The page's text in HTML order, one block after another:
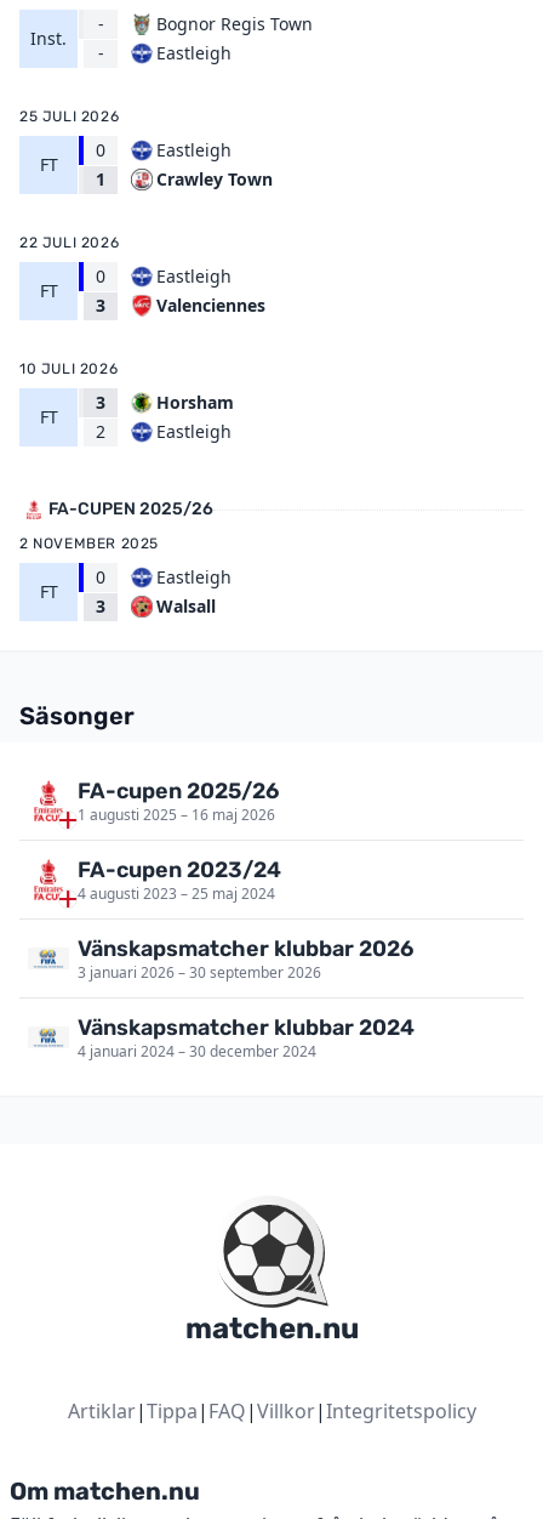
Inst.
-
-
Bognor Regis Town
Eastleigh
25 JULI 2026
FT
0
1
Eastleigh
Crawley Town
22 JULI 2026
FT
0
3
Eastleigh
Valenciennes
10 JULI 2026
FT
3
2
Horsham
Eastleigh
FA-CUPEN 2025/26
2 NOVEMBER 2025
FT
0
3
Eastleigh
Walsall
Säsonger
FA-cupen 2025/26
1 augusti 2025 – 16 maj 2026
FA-cupen 2023/24
4 augusti 2023 – 25 maj 2024
Vänskapsmatcher klubbar 2026
3 januari 2026 – 30 september 2026
Vänskapsmatcher klubbar 2024
4 januari 2024 – 30 december 2024
matchen.nu
Artiklar|Tippa| FAQ|Villkor|Integritetspolicy
Om matchen.nu